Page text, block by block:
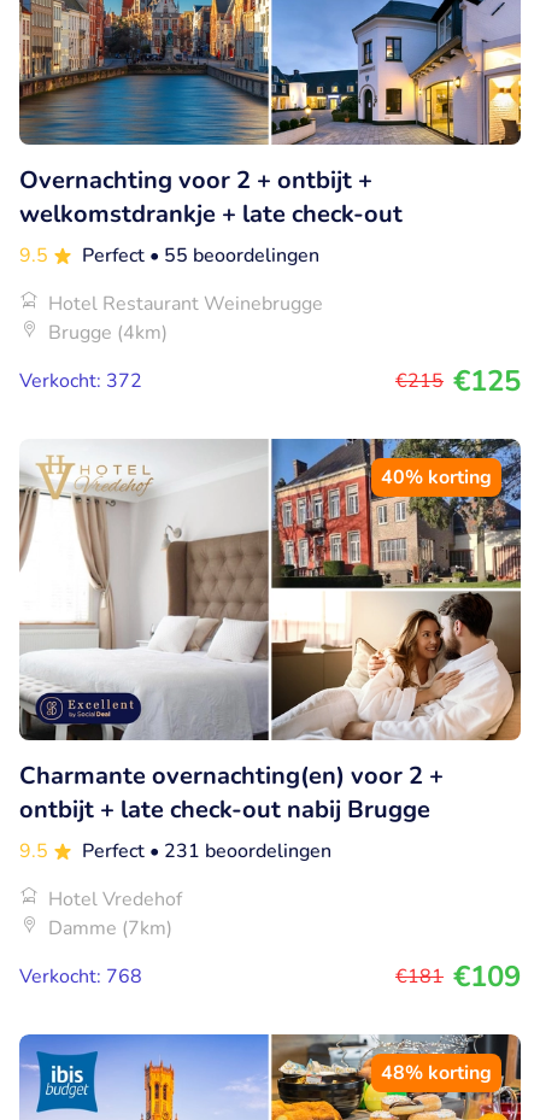
Overnachting voor 2 + ontbijt +
welkomstdrankje + late check-out
9.5 Perfect • 55 beoordelingen
Hotel Restaurant Weinebrugge
Brugge (4km)
Verkocht: 372
€215 €125
40% korting
Charmante overnachting(en) voor 2 +
ontbijt + late check-out nabij Brugge
9.5 Perfect • 231 beoordelingen
Hotel Vredehof
Damme (7km)
Verkocht: 768
€181 €109
48% korting